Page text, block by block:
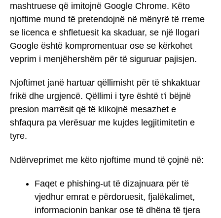
mashtruese që imitojnë Google Chrome. Këto
njoftime mund të pretendojnë në mënyrë të rreme
se licenca e shfletuesit ka skaduar, se një llogari
Google është kompromentuar ose se kërkohet
veprim i menjëhershëm për të siguruar pajisjen.
Njoftimet janë hartuar qëllimisht për të shkaktuar
frikë dhe urgjencë. Qëllimi i tyre është t'i bëjnë
presion marrësit që të klikojnë mesazhet e
shfaqura pa vlerësuar me kujdes legjitimitetin e
tyre.
Ndërveprimet me këto njoftime mund të çojnë në:
Faqet e phishing-ut të dizajnuara për të
vjedhur emrat e përdoruesit, fjalëkalimet,
informacionin bankar ose të dhëna të tjera